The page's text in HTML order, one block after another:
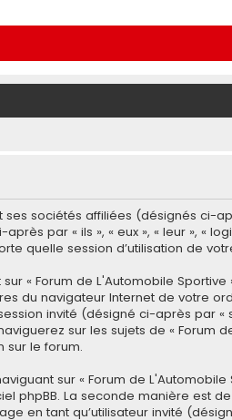
sociétés affiliées (désignés ci-
par « ils », « eux », « leur », «
quelle session d’utilisation de
« Forum de L'Automobile
du navigateur Internet de votre
invité (désigné ci-après par
sur les sujets de « Forum
sur le forum.
sur « Forum de
La seconde manière est
en tant qu’utilisateur invité